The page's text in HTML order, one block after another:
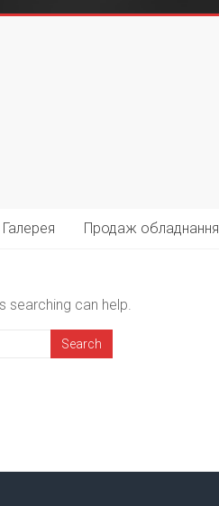
Галерея Продаж обладнання
searching can help.